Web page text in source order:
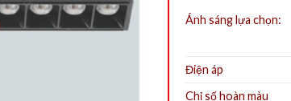
Ánh sáng lựa chọn:
Điện áp
Chỉ số hoàn màu